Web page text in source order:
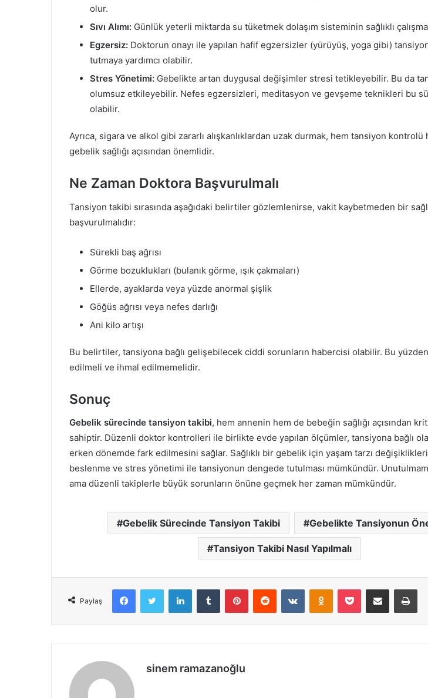
olur.
Sıvı Alımı: Günlük yeterli miktarda su tüketmek dolaşım sisteminin sağlıklı
Egzersiz: Doktorun onayı ile yapılan hafif egzersizler (yürüyüş, yoga gibi)
tutmaya yardımcı olabilir.
Stres Yönetimi: Gebelikte artan duygusal değişimler stresi tetikleyebilir. Bu da
olumsuz etkileyebilir. Nefes egzersizleri, meditasyon ve gevşeme teknikleri bu
olabilir.
Ayrıca, sigara ve alkol gibi zararlı alışkanlıklardan uzak durmak, hem tansiyon kontrolü
gebelik sağlığı açısından önemlidir.
Ne Zaman Doktora Başvurulmalı
Tansiyon takibi sırasında aşağıdaki belirtiler gözlemlenirse, vakit kaybetmeden bir
başvurulmalıdır:
Sürekli baş ağrısı
Görme bozuklukları (bulanık görme, ışık çakmaları)
Ellerde, ayaklarda veya yüzde anormal şişlik
Göğüs ağrısı veya nefes darlığı
Ani kilo artışı
Bu belirtiler, tansiyona bağlı gelişebilecek ciddi sorunların habercisi olabilir. Bu
edilmeli ve ihmal edilmemelidir.
Sonuç
Gebelik sürecinde tansiyon takibi, hem annenin hem de bebeğin sağlığı açısından
sahiptir. Düzenli doktor kontrolleri ile birlikte evde yapılan ölçümler, tansiyona bağlı
erken dönemde fark edilmesini sağlar. Sağlıklı bir gebelik için yaşam tarzı
beslenme ve stres yönetimi ile tansiyonun dengede tutulması mümkündür.
ama düzenli takiplerle büyük sorunların önüne geçmek her zaman mümkündür.
Gebelik Sürecinde Tansiyon Takibi Gebelikte Tansiyonun
Tansiyon Takibi Nasıl Yapılmalı
Paylaş
Facebook
X LinkedInTumblr PinterestReddit VKontakteOdnoklassniki
Pocket E-Posta ile paylaş
sinem ramazanoğlu